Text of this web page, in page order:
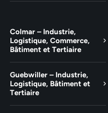
Colmar – Industrie,
Logistique, Commerce,
Bâtiment et Tertiaire
Guebwiller – Industrie,
Logistique, Bâtiment et
Tertiaire